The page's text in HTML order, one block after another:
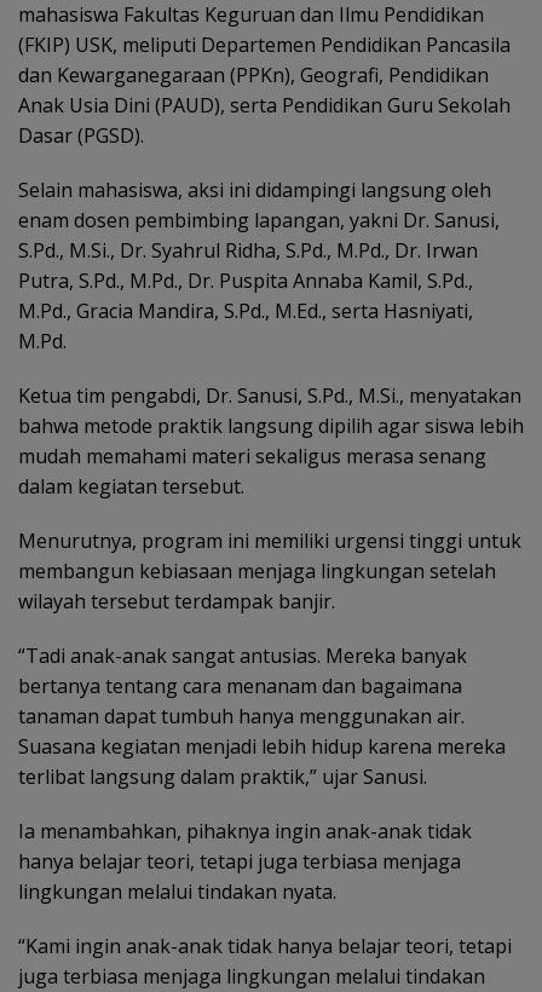
mahasiswa Fakultas Keguruan dan Ilmu Pendidikan
(FKIP) USK, meliputi Departemen Pendidikan Pancasila
dan Kewarganegaraan (PPKn), Geografi, Pendidikan
Anak Usia Dini (PAUD), serta Pendidikan Guru Sekolah
Dasar (PGSD).
Selain mahasiswa, aksi ini didampingi langsung oleh
enam dosen pembimbing lapangan, yakni Dr. Sanusi,
S.Pd., M.Si., Dr. Syahrul Ridha, S.Pd., M.Pd., Dr. Irwan
Putra, S.Pd., M.Pd., Dr. Puspita Annaba Kamil, S.Pd.,
M.Pd., Gracia Mandira, S.Pd., M.Ed., serta Hasniyati,
M.Pd.
Ketua tim pengabdi, Dr. Sanusi, S.Pd., M.Si., menyatakan
bahwa metode praktik langsung dipilih agar siswa lebih
mudah memahami materi sekaligus merasa senang
dalam kegiatan tersebut.
Menurutnya, program ini memiliki urgensi tinggi untuk
membangun kebiasaan menjaga lingkungan setelah
wilayah tersebut terdampak banjir.
“Tadi anak-anak sangat antusias. Mereka banyak
bertanya tentang cara menanam dan bagaimana
tanaman dapat tumbuh hanya menggunakan air.
Suasana kegiatan menjadi lebih hidup karena mereka
terlibat langsung dalam praktik,” ujar Sanusi.
Ia menambahkan, pihaknya ingin anak-anak tidak
hanya belajar teori, tetapi juga terbiasa menjaga
lingkungan melalui tindakan nyata.
“Kami ingin anak-anak tidak hanya belajar teori, tetapi
juga terbiasa menjaga lingkungan melalui tindakan